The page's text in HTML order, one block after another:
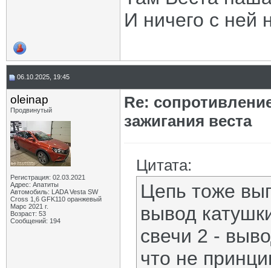
И ничего с ней
06.10.2025, 19:45
oleinap
Продвинутый
Регистрация: 02.03.2021
Адрес: Апатиты
Автомобиль: LADA Vesta SW
Cross 1,6 GFK110 оранжевый
Марс 2021 г.
Возраст: 53
Сообщений: 194
Re:
зажигания веста
Цитата:
Цепь тоже
вывод
свечи 2 -
что не